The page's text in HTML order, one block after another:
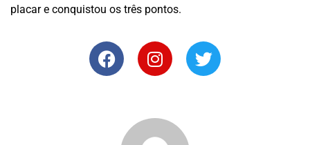
placar e conquistou os três pontos.